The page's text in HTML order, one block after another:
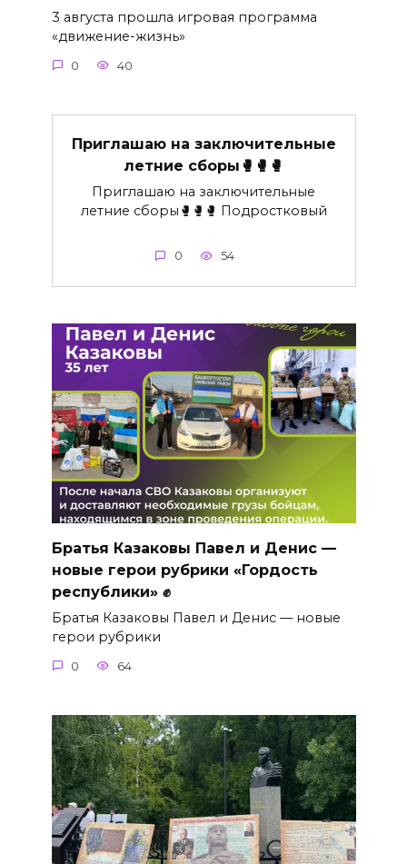
3 августа прошла игровая программа
«движение-жизнь»
0 40
Приглашаю на заключительные
летние сборы🥊🥊🥊
Приглашаю на заключительные
летние сборы🥊🥊🥊 Подростковый
0 54
Братья Казаковы Павел и Денис —
новые герои рубрики «Гордость
республики» ✊
Братья Казаковы Павел и Денис — новые
герои рубрики
0 64